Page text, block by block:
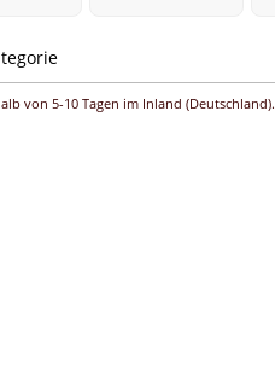
von 5-10 Tagen im Inland (Deutschland).